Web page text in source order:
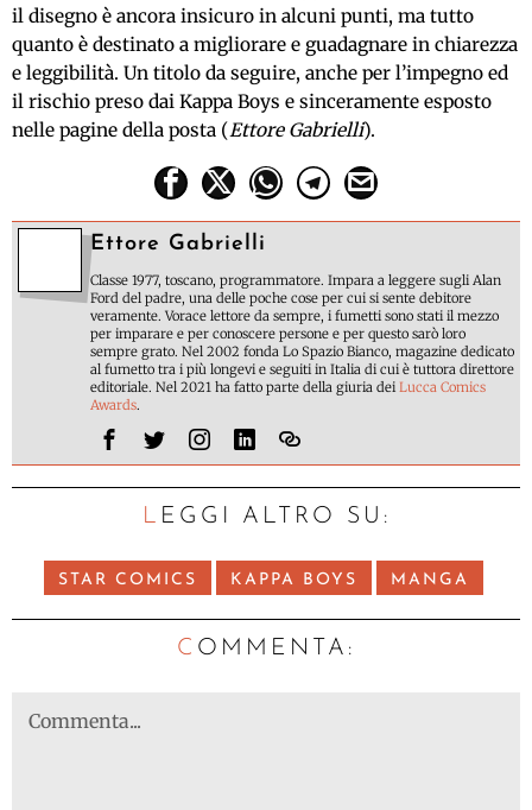
il disegno è ancora insicuro in alcuni punti, ma tutto
quanto è destinato a migliorare e guadagnare in chiarezza
e leggibilità. Un titolo da seguire, anche per l’impegno ed
il rischio preso dai Kappa Boys e sinceramente esposto
nelle pagine della posta (Ettore Gabrielli).
Ettore Gabrielli
Classe 1977, toscano, programmatore. Impara a leggere sugli Alan
Ford del padre, una delle poche cose per cui si sente debitore
veramente. Vorace lettore da sempre, i fumetti sono stati il mezzo
per imparare e per conoscere persone e per questo sarò loro
sempre grato. Nel 2002 fonda Lo Spazio Bianco, magazine dedicato
al fumetto tra i più longevi e seguiti in Italia di cui è tuttora direttore
editoriale. Nel 2021 ha fatto parte della giuria deiLucca Comics
Awards.
LEGGI ALTRO SU:
STAR COMICS KAPPA BOYS MANGA
C OMMENTA: